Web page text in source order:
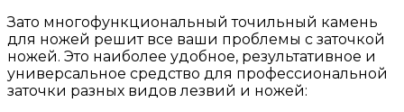
Зато многофункциональный точильный камень
для ножей решит все ваши проблемы с заточкой
ножей. Это наиболее удобное, результативное и
универсальное средство для профессиональной
заточки разных видов лезвий и ножей: